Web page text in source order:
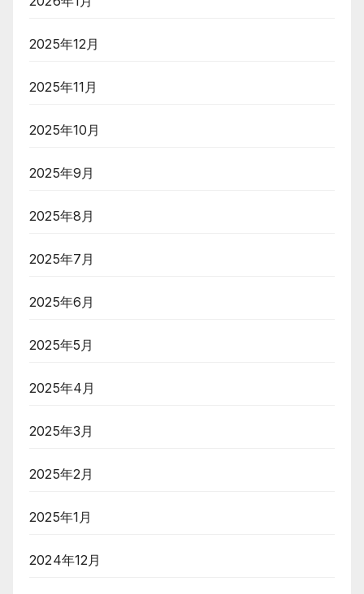
2025年12月
2025年11月
2025年10月
2025年9月
2025年8月
2025年7月
2025年6月
2025年5月
2025年4月
2025年3月
2025年2月
2025年1月
2024年12月